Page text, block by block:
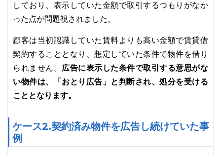
しており、表示していた金額で取引するつもりがなか
った点が問題視されました。
顧客は当初認識していた賃料よりも高い金額で賃貸借
契約することとなり、想定していた条件で物件を借り
られません。 広告に表示した条件で取引する意思がな
い物件は、「おとり広告」と判断され、処分を受ける
こととなります。
ケース2.契約済み物件を広告し続けていた事
例